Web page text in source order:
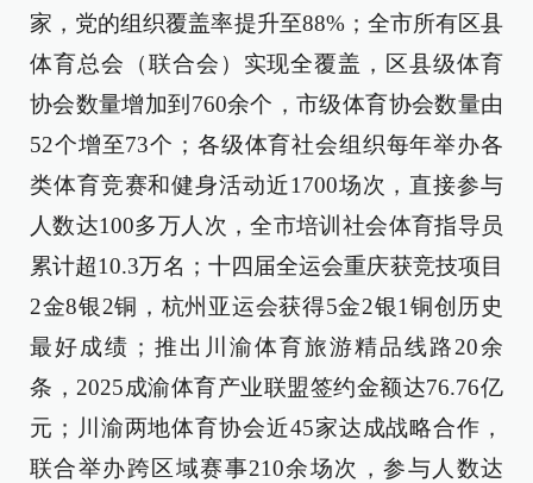
家，党的组织覆盖率提升至88%；全市所有区县
体育总会（联合会）实现全覆盖，区县级体育
协会数量增加到760余个，市级体育协会数量由
52个增至73个；各级体育社会组织每年举办各
类体育竞赛和健身活动近1700场次，直接参与
人数达100多万人次，全市培训社会体育指导员
累计超10.3万名；十四届全运会重庆获竞技项目
2金8银2铜，杭州亚运会获得5金2银1铜创历史
最好成绩；推出川渝体育旅游精品线路20余
条，2025成渝体育产业联盟签约金额达76.76亿
元；川渝两地体育协会近45家达成战略合作，
联合举办跨区域赛事210余场次，参与人数达